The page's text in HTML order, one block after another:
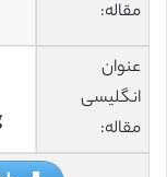
مقاله:
عنوان
انگلیسی
مقاله: